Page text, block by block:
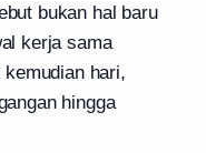
bukan hal baru
kerja sama
hari,
hingga